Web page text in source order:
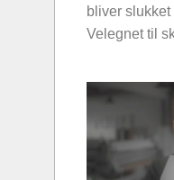
bliver
Velegnet til